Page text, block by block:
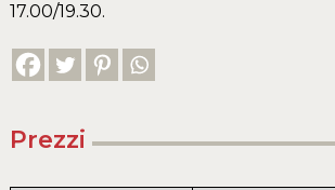
17.00/19.30.
Prezzi